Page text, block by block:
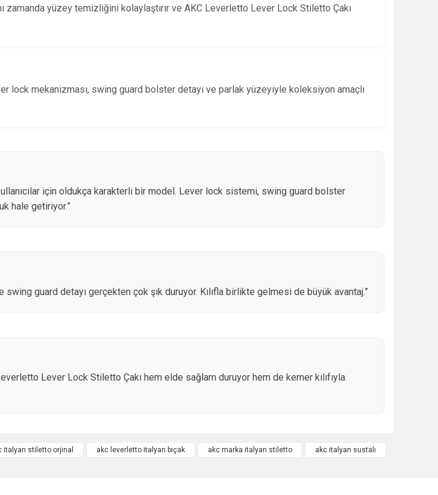
zamanda yüzey temizliğini kolaylaştırır ve AKC Leverletto Lever Lock Stiletto Çakı
lock mekanizması, swing guard bolster detayı ve parlak yüzeyiyle koleksiyon amaçlı
için oldukça karakterli bir model. Lever lock sistemi, swing guard bolster
hale getiriyor.”
guard detayı gerçekten çok şık duruyor. Kılıfla birlikte gelmesi de büyük avantaj.”
Lever Lock Stiletto Çakı hem elde sağlam duruyor hem de kemer kılıfıyla
italyan stiletto orjinal akc leverletto italyan bıçak akc marka italyan stiletto akc italyan sustalı